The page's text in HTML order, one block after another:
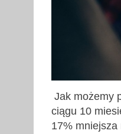
Jak możemy
ciągu 10
17%